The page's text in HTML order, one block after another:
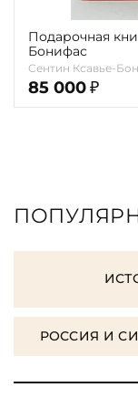
Подарочная
Бонифас
Сентин Ксавье-
85 000 ₽
РОССИЯ И